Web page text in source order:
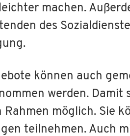
machen.
des
können auch
werden. Damit
möglich. Sie
teilnehmen. Auch